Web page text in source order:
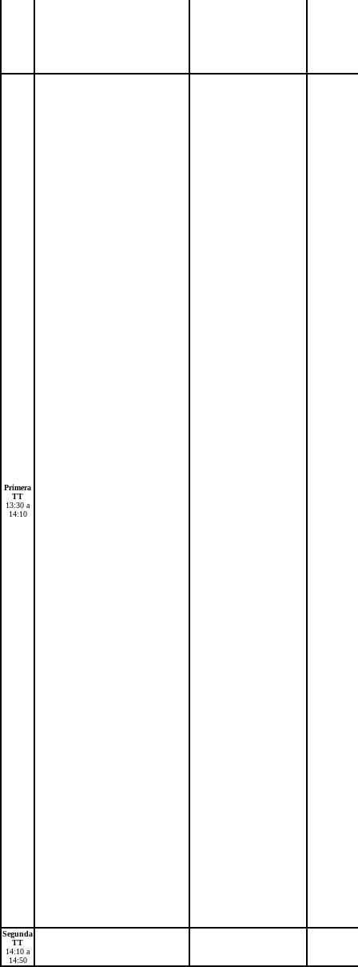
Primera
TT
13:30 a
14:10
Segunda
TT
14:10 a
14:50